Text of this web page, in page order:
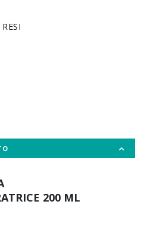
200 ML